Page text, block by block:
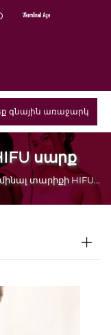
գնային առաջարկ
սարք
տարիքի HIFU սարք